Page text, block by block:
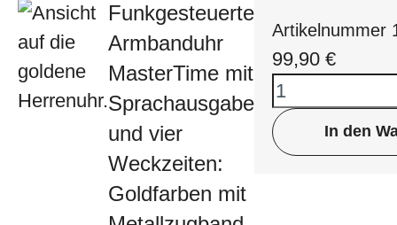
Funkgesteuerte
Armbanduhr
MasterTime mit
Sprachausgabe
und vier
Weckzeiten:
Goldfarben mit
Artikelnummer
99,90 €
In den